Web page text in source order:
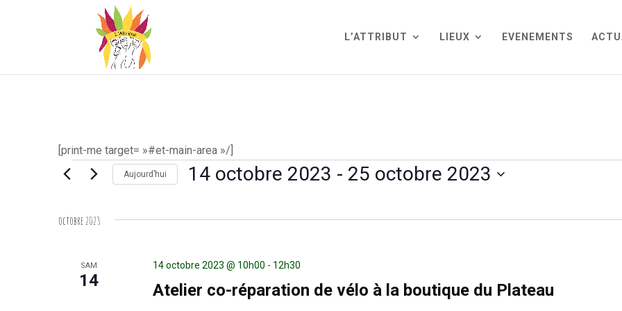
L’ATTRIBUT LIEUX EVENEMENTS
[print-me target= »#et-main-area »/]
ÉvènementsAujourd’hui 14 octobre 2023 - 25 octobre 2023
octobre 2023
SAM
14 Atelier co-réparation de vélo à la boutique du Plateau
14 octobre 2023 @ 10h00 - 12h30